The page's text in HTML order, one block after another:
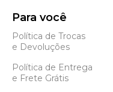
Para você
Política de Trocas
e Devoluções
Política de Entrega
e Frete Grátis